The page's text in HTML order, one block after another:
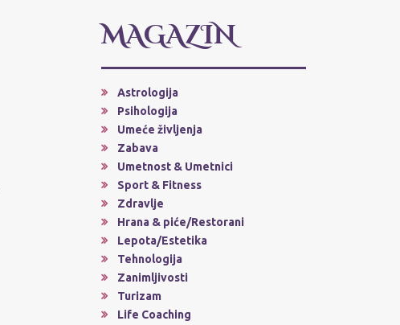
MAGAZIN
Astrologija
Psihologija
Umeće življenja
Zabava
Umetnost & Umetnici
Sport & Fitness
Zdravlje
Hrana & piće/Restorani
Lepota/Estetika
Tehnologija
Zanimljivosti
Turizam
Life Coaching